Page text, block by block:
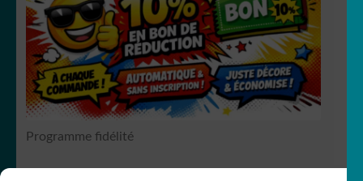
Programme fidélité